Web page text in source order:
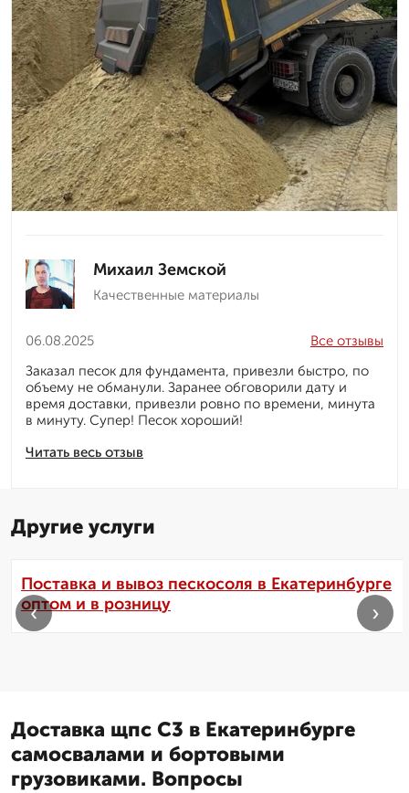
Михаил Земской
Качественные материалы
06.08.2025
Читать весь отзыв
Все отзывы
Заказал песок для фундамента, привезли быстро, по
объему не обманули. Заранее обговорили дату и
время доставки, привезли ровно по времени, минута
в минуту. Супер! Песок хороший!
Другие услуги
Поставка и вывоз пескосоля в Екатеринбурге
оптом и в розницу
‹ ›
Доставка щпс С3 в Екатеринбурге
самосвалами и бортовыми
грузовиками. Вопросы